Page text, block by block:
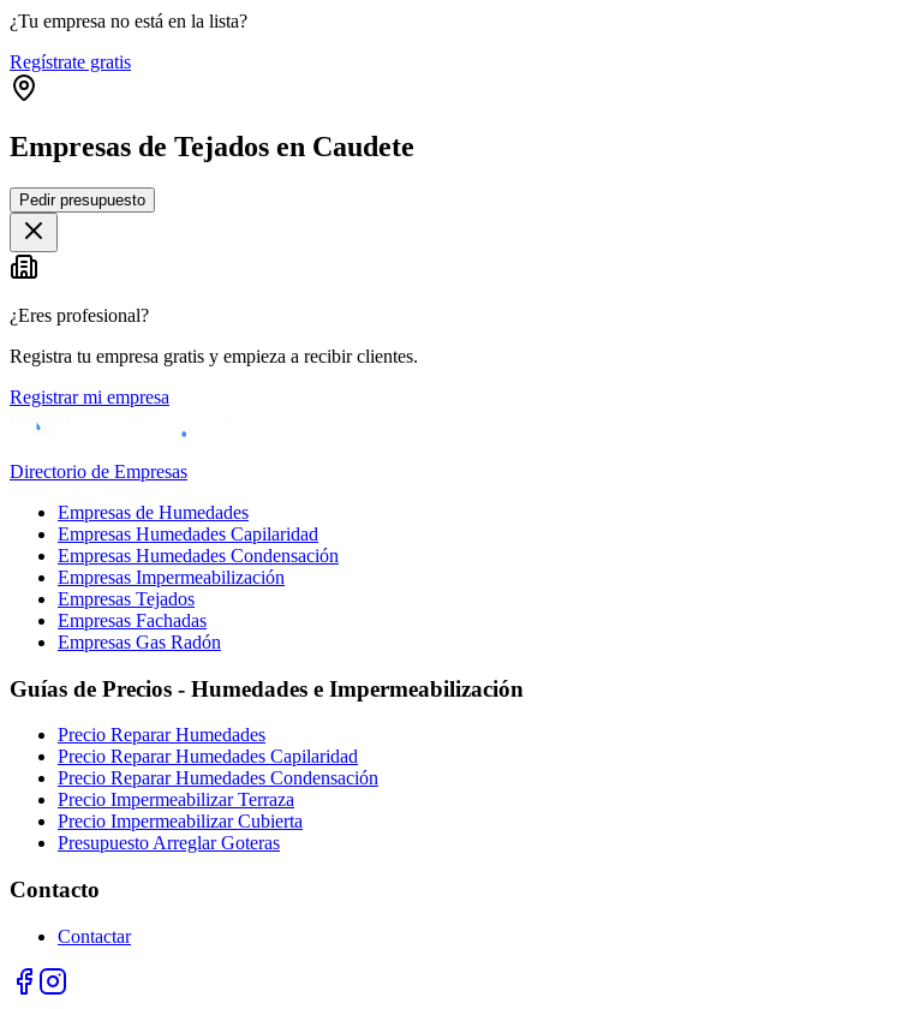
¿Tu empresa no está en la lista?
Regístrate gratis
Empresas de Tejados en Caudete
+
−
Pedir presupuesto
¿Eres profesional?
Registra tu empresa gratis y empieza a recibir clientes.
Registrar mi empresa
Directorio de Empresas
Empresas de Humedades
Empresas Humedades Capilaridad
Empresas Humedades Condensación
Empresas Impermeabilización
Empresas Tejados
Empresas Fachadas
Empresas Gas Radón
Guías de Precios - Humedades e Impermeabilización
Precio Reparar Humedades
Precio Reparar Humedades Capilaridad
Precio Reparar Humedades Condensación
Precio Impermeabilizar Terraza
Precio Impermeabilizar Cubierta
Presupuesto Arreglar Goteras
Contacto
Contactar